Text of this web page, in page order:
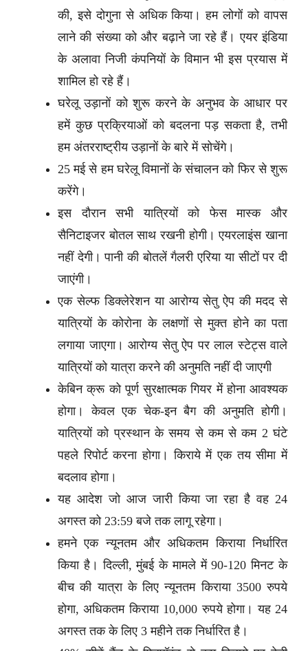
की, इसे दोगुना से अधिक किया। हम लोगों को वापस
लाने की संख्या को और बढ़ाने जा रहे हैं। एयर इंडिया
के अलावा निजी कंपनियों के विमान भी इस प्रयास में
शामिल हो रहे हैं।
घरेलू उड़ानों को शुरू करने के अनुभव के आधार पर
हमें कुछ प्रक्रियाओं को बदलना पड़ सकता है, तभी
हम अंतरराष्ट्रीय उड़ानों के बारे में सोचेंगे।
25 मई से हम घरेलू विमानों के संचालन को फिर से शुरू
करेंगे।
इस दौरान सभी यात्रियों को फेस मास्क और
सैनिटाइजर बोतल साथ रखनी होगी। एयरलाइंस खाना
नहीं देगी। पानी की बोतलें गैलरी एरिया या सीटों पर दी
जाएंगी।
एक सेल्फ डिक्लेरेशन या आरोग्य सेतु ऐप की मदद से
यात्रियों के कोरोना के लक्षणों से मुक्त होने का पता
लगाया जाएगा। आरोग्य सेतु ऐप पर लाल स्टेट्स वाले
यात्रियों को यात्रा करने की अनुमति नहीं दी जाएगी
केबिन क्रू को पूर्ण सुरक्षात्मक गियर में होना आवश्यक
होगा। केवल एक चेक-इन बैग की अनुमति होगी।
यात्रियों को प्रस्थान के समय से कम से कम 2 घंटे
पहले रिपोर्ट करना होगा। किराये में एक तय सीमा में
बदलाव होगा।
यह आदेश जो आज जारी किया जा रहा है वह 24
अगस्त को 23:59 बजे तक लागू रहेगा।
हमने एक न्यूनतम और अधिकतम किराया निर्धारित
किया है। दिल्ली, मुंबई के मामले में 90-120 मिनट के
बीच की यात्रा के लिए न्यूनतम किराया 3500 रुपये
होगा, अधिकतम किराया 10,000 रुपये होगा। यह 24
अगस्त तक के लिए 3 महीने तक निर्धारित है।